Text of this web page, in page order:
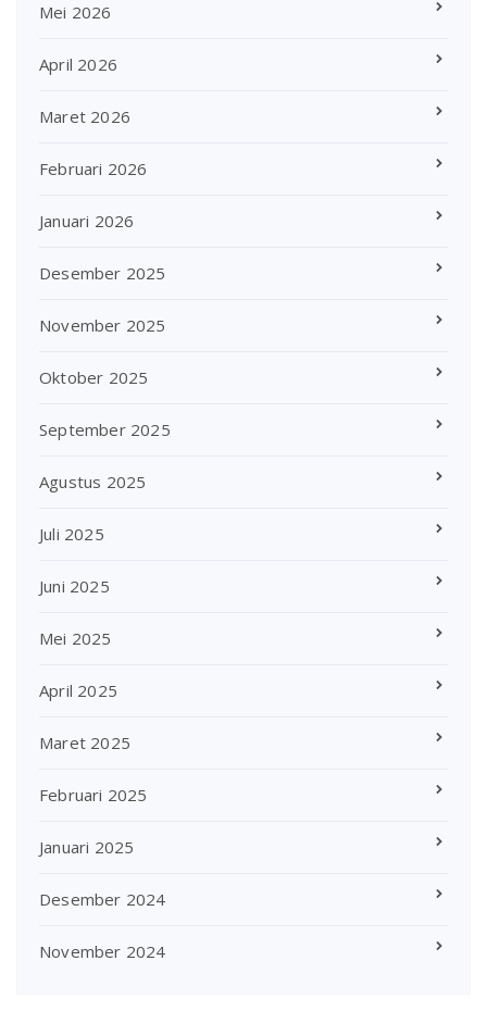
Mei 2026
April 2026
Maret 2026
Februari 2026
Januari 2026
Desember 2025
November 2025
Oktober 2025
September 2025
Agustus 2025
Juli 2025
Juni 2025
Mei 2025
April 2025
Maret 2025
Februari 2025
Januari 2025
Desember 2024
November 2024